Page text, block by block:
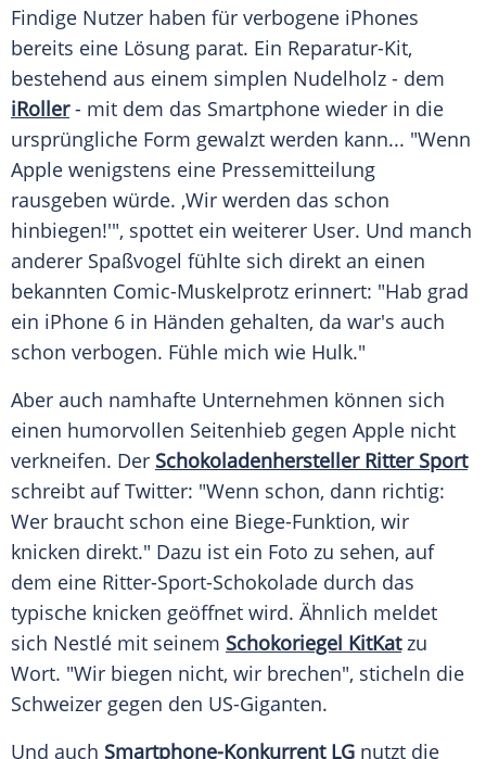
Findige Nutzer haben für verbogene iPhones
bereits eine Lösung parat. Ein Reparatur-Kit,
bestehend aus einem simplen Nudelholz - dem
iRoller- mit dem das Smartphone wieder in die
ursprüngliche Form gewalzt werden kann... "Wenn
Apple wenigstens eine Pressemitteilung
rausgeben würde. ,Wir werden das schon
hinbiegen!'", spottet ein weiterer User. Und manch
anderer Spaßvogel fühlte sich direkt an einen
bekannten Comic-Muskelprotz erinnert: "Hab grad
ein iPhone 6 in Händen gehalten, da war's auch
schon verbogen. Fühle mich wie Hulk."
Aber auch namhafte Unternehmen können sich
einen humorvollen Seitenhieb gegen Apple nicht
verkneifen. Der Schokoladenhersteller Ritter Sport
schreibt aufTwitter: "Wenn schon, dann richtig:
Wer braucht schon eine Biege-Funktion, wir
knicken direkt." Dazu ist ein Foto zu sehen, auf
dem eine Ritter-Sport-Schokolade durch das
typische knicken geöffnet wird. Ähnlich meldet
sich Nestlé mit seinem Schokoriegel KitKatzu
Wort. "Wir biegen nicht, wir brechen", sticheln die
Schweizer gegen den US-Giganten.
Und auch Smartphone-Konkurrent LG nutzt die